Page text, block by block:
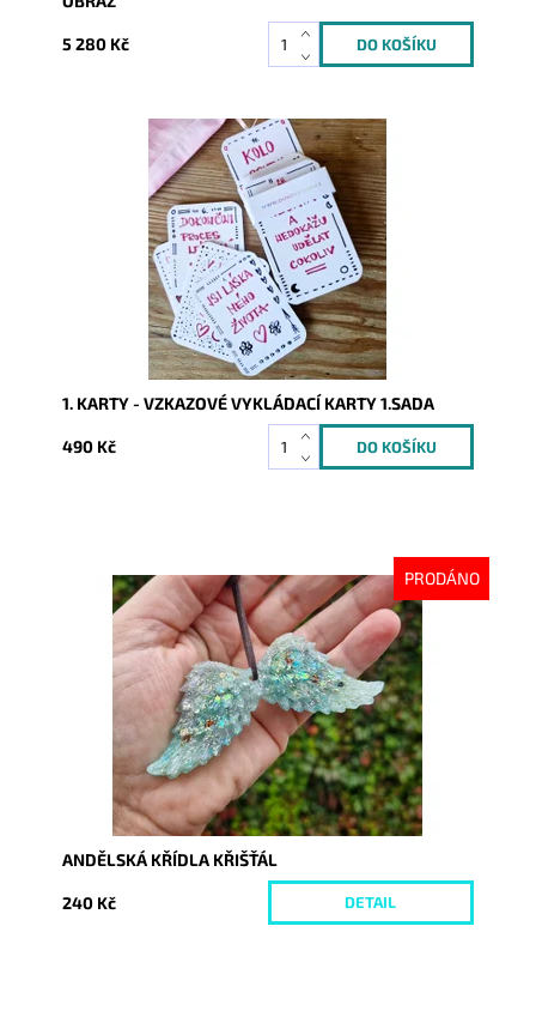
5 280 Kč
Dostupnost:
Skladem
9340
1. KARTY - VZKAZOVÉ VYKLÁDACÍ KARTY 1.SADA
490 Kč
PRODÁNO
Dostupnost:
Vyprodáno
10372
ANDĚLSKÁ KŘÍDLA KŘIŠŤÁL
240 Kč DETAIL